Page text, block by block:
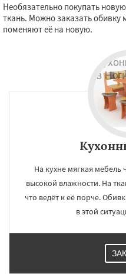
Необязательно покупать
ткань. Можно заказать обивку
поменяют её на новую.
На кухне мягкая мебель
высокой влажности. На
что ведёт к её порче.
в этой